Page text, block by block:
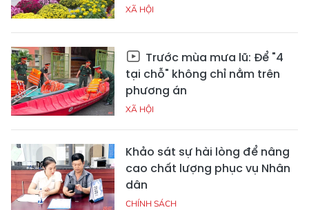
XÃ HỘI
Trước mùa mưa lũ: Để "4
tại chỗ" không chỉ nằm trên
phương án
XÃ HỘI
Khảo sát sự hài lòng để nâng
cao chất lượng phục vụ Nhân
dân
CHÍNH SÁCH